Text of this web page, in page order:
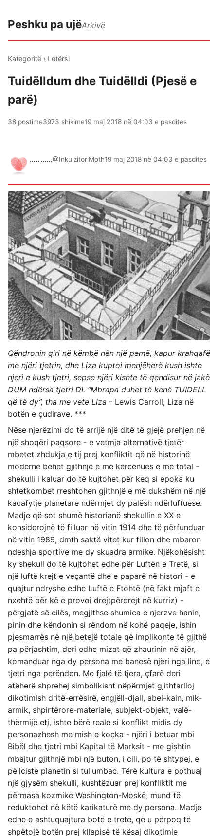
Peshku pa ujëArkivë
Kategoritë › Letërsi
Tuidëlldum dhe Tuidëlldi (Pjesë e
parë)
38 postime3973 shikime19 maj 2018 në 04:03 e pasdites
..... ......@InkuizitoriMoth19 maj 2018 në 04:03 e pasdites
Qëndronin qiri në këmbë nën një pemë, kapur krahqafë
me njëri tjetrin, dhe Liza kuptoi menjëherë kush ishte
njeri e kush tjetri, sepse njëri kishte të qendisur në jakë
DUM ndërsa tjetri DI. “Mbrapa duhet të kenë TUIDELL
që të dy”, tha me vete Liza - Lewis Carroll, Liza në
botën e çudirave. ***
Nëse njerëzimi do të arrijë një ditë të gjejë prehjen në
një shoqëri paqsore - e vetmja alternativë tjetër
mbetet zhdukja e tij prej konfliktit që në historinë
moderne bëhet gjithnjë e më kërcënues e më total -
shekulli i kaluar do të kujtohet për keq si epoka ku
shtetkombet rreshtohen gjithnjë e më dukshëm në një
kacafytje planetare ndërmjet dy palësh ndërluftuese.
Madje që sot shumë historianë shekullin e XX e
konsiderojnë të filluar në vitin 1914 dhe të përfunduar
në vitin 1989, dmth saktë vitet kur fillon dhe mbaron
ndeshja sportive me dy skuadra armike. Njëkohësisht
ky shekull do të kujtohet edhe për Luftën e Tretë, si
një luftë krejt e veçantë dhe e paparë në histori - e
quajtur ndryshe edhe Luftë e Ftohtë (në fakt mjaft e
nxehtë për kë e provoi drejtpërdrejt në kurriz) -
përgjatë së cilës, megjithse shumica e njerzve hanin,
pinin dhe këndonin si rëndom në kohë paqeje, ishin
pjesmarrës në një betejë totale që implikonte të gjithë
pa përjashtim, deri edhe mizat që zhaurinin në ajër,
komanduar nga dy persona me banesë njëri nga lind, e
tjetri nga perëndon. Me fjalë të tjera, çfarë deri
atëherë shprehej simbolikisht nëpërmjet gjithfarlloj
dikotimish dritë-errësirë, engjëll-djall, abel-kain, mik-
armik, shpirtërore-materiale, subjekt-objekt, valë-
thërmijë etj, ishte bërë reale si konflikt midis dy
personazhesh me mish e kocka - njëri i betuar mbi
Bibël dhe tjetri mbi Kapital të Marksit - me gishtin
mbajtur gjithnjë mbi një buton, i cili, po të shtypej, e
pëllciste planetin si tullumbac. Tërë kultura e pothuaj
një gjysëm shekulli, kushtëzuar prej konfliktit me
përmasa kozmike Washington-Moskë, mund të
reduktohet në këtë karikaturë me dy persona. Madje
edhe e ashtuquajtura botë e tretë, që u përpoq të
shpëtojë botën prej kllapisë të kësaj dikotimie